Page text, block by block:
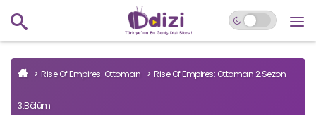
Rise Of Empires: Ottoman Rise Of Empires: Ottoman 2.Sezon
3.Bölüm